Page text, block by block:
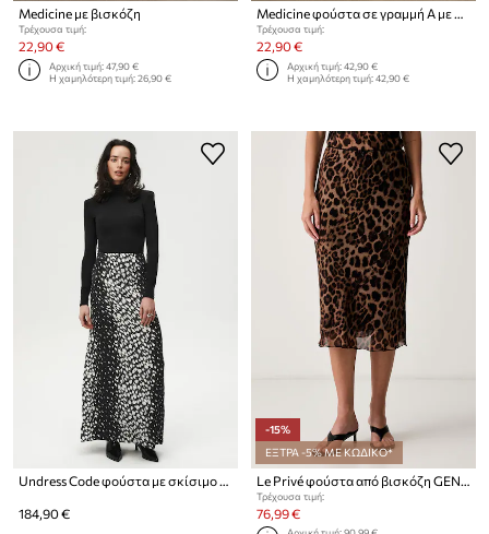
Medicine με βισκόζη
Τρέχουσα τιμή:
22,90 €
Αρχική τιμή:47,90 €
Η χαμηλότερη τιμή:26,90 €
Medicine φούστα σε γραμμή Α με βισκόζη
Τρέχουσα τιμή:
22,90 €
Αρχική τιμή:42,90 €
Η χαμηλότερη τιμή:42,90 €
184,90 €
-15%
ΕΞΤΡΑ -5% ΜΕ ΚΩΔΙΚΟ*
Τρέχουσα τιμή:
76,99 €